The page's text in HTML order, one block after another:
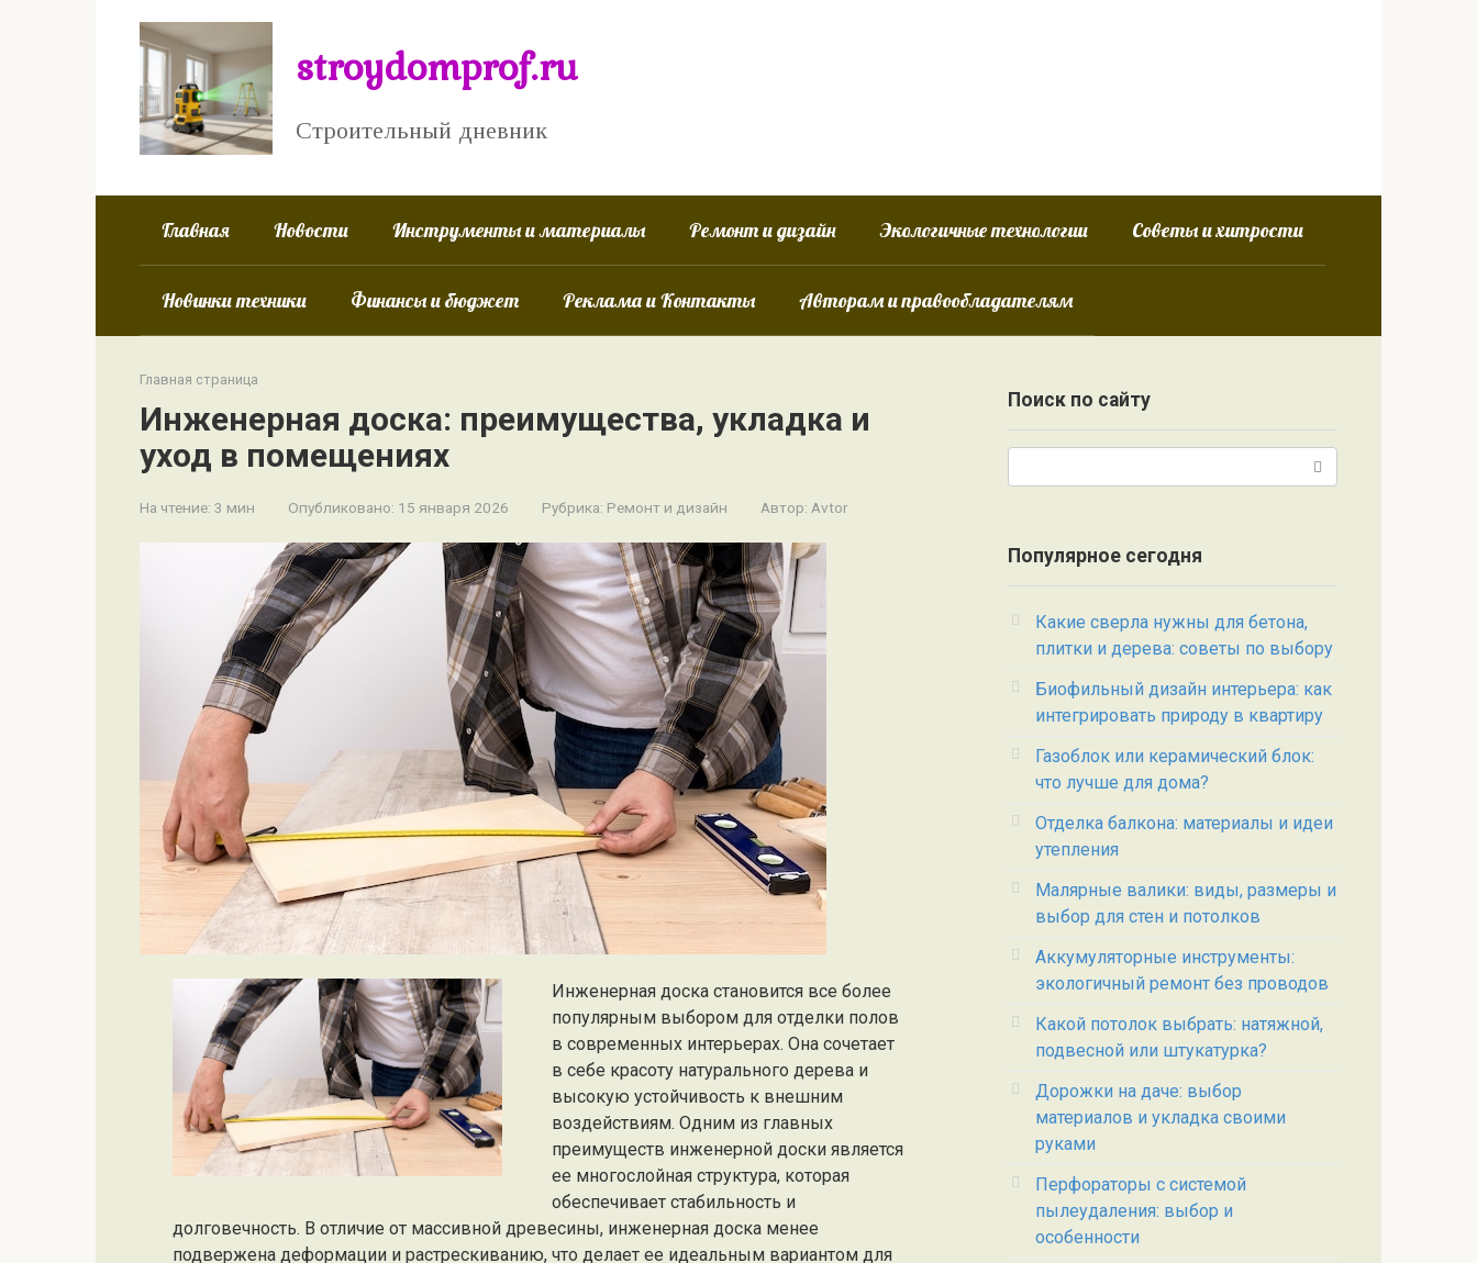
stroydomprof.ru
Строительный дневник
Главная Новости Инструменты и материалы Ремонт и дизайн Экологичные технологии Советы и хитрости
Новинки техники Финансы и бюджет Реклама и Контакты Авторам и правообладателям
Главная страница
Инженерная доска: преимущества, укладка и
уход в помещениях
На чтение: 3 мин Опубликовано: 15 января 2026 Рубрика: Ремонт и дизайн Автор: Avtor
Инженерная доска становится все более
популярным выбором для отделки полов
в современных интерьерах. Она сочетает
в себе красоту натурального дерева и
высокую устойчивость к внешним
воздействиям. Одним из главных
преимуществ инженерной доски является
ее многослойная структура, которая
обеспечивает стабильность и
долговечность. В отличие от массивной древесины, инженерная доска менее
подвержена деформации и растрескиванию, что делает ее идеальным вариантом для
Поиск по сайту
Популярное сегодня
Какие сверла нужны для бетона,
плитки и дерева: советы по выбору
Биофильный дизайн интерьера: как
интегрировать природу в квартиру
Газоблок или керамический блок:
что лучше для дома?
Отделка балкона: материалы и идеи
утепления
Малярные валики: виды, размеры и
выбор для стен и потолков
Аккумуляторные инструменты:
экологичный ремонт без проводов
Какой потолок выбрать: натяжной,
подвесной или штукатурка?
Дорожки на даче: выбор
материалов и укладка своими
руками
Перфораторы с системой
пылеудаления: выбор и
особенности